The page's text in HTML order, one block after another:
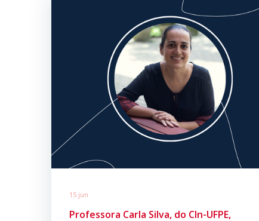
15 jun
Professora Carla Silva, do CIn-UFPE,